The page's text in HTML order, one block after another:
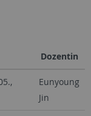
Dozentin
Eunyoung
Jin